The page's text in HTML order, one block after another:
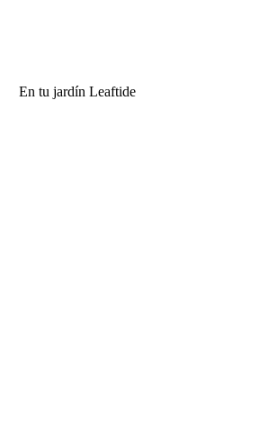
En tu jardín Leaftide